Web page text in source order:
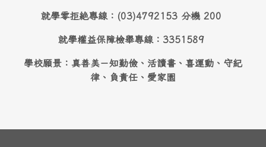
就學零拒絶專線：(03)4792153 分機 200
就學權益保障檢舉專線：3351589
學校願景：真善美－知勤儉、活讀書、喜運動、守紀
律、負責任、愛家園